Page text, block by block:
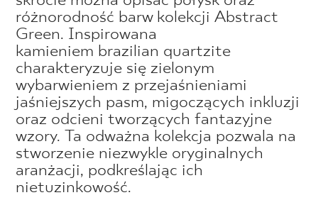
różnorodność barw kolekcji Abstract
Green. Inspirowana
kamieniem brazilian quartzite
charakteryzuje się zielonym
wybarwieniem z przejaśnieniami
jaśniejszych pasm, migoczących inkluzji
oraz odcieni tworzących fantazyjne
wzory. Ta odważna kolekcja pozwala na
stworzenie niezwykle oryginalnych
aranżacji, podkreślając ich
nietuzinkowość.